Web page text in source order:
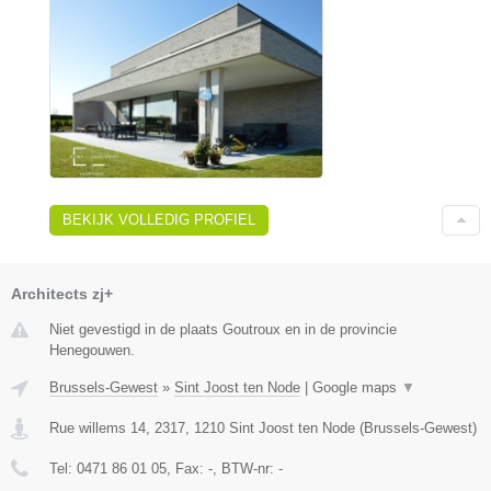
BEKIJK VOLLEDIG PROFIEL
Architects zj+
Niet gevestigd in de plaats Goutroux en in de provincie
Henegouwen.
Brussels-Gewest » Sint Joost ten Node Google maps ▼
Rue willems 14, 2317 1210 Sint Joost ten Node (Brussels-Gewest)
Tel: 0471 86 01 05 , Fax: - , BTW-nr: -